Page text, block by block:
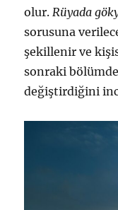
olur. Rüyada
sorusuna
şekillenir ve
sonraki
değiştirdiğini